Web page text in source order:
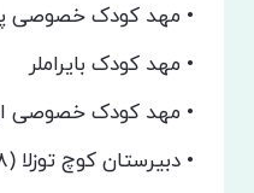
• مهد کودک خصوصی
• مهد کودک بایراملر
• مهد کودک خصوصی
• دبیرستان کوچ توزلا (۱۸ کیلومتر)